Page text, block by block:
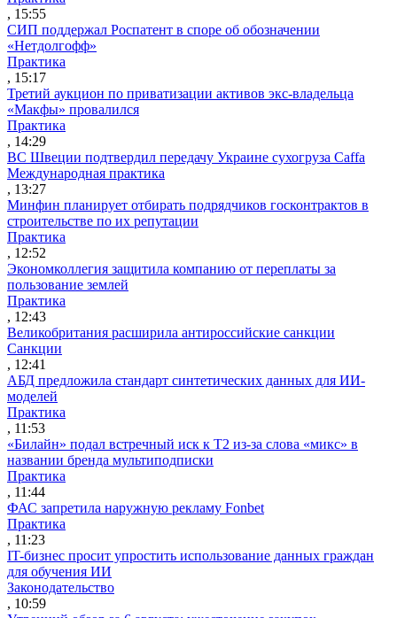
, 15:55
СИП поддержал Роспатент в споре об обозначении
«Нетдолгофф»
Практика
, 15:17
Третий аукцион по приватизации активов экс-владельца
«Макфы» провалился
Практика
, 14:29
ВС Швеции подтвердил передачу Украине сухогруза Caffa
Международная практика
, 13:27
Минфин планирует отбирать подрядчиков госконтрактов в
строительстве по их репутации
Практика
, 12:52
Экономколлегия защитила компанию от переплаты за
пользование землей
Практика
, 12:43
Великобритания расширила антироссийские санкции
Санкции
, 12:41
АБД предложила стандарт синтетических данных для ИИ-
моделей
Практика
, 11:53
«Билайн» подал встречный иск к Т2 из-за слова «микс» в
названии бренда мультиподписки
Практика
, 11:44
ФАС запретила наружную рекламу Fonbet
Практика
, 11:23
IT-бизнес просит упростить использование данных граждан
для обучения ИИ
Законодательство
, 10:59